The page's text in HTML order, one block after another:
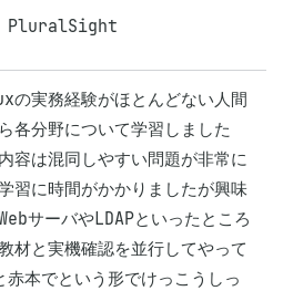
PluralSight
の実務経験がほとんどない人間
各分野について学習しました
容は混同しやすい問題が非常に
習に時間がかかりましたが興味
サーバやLDAPといったところ
材と実機確認を並行してやって
本でという形でけっこうしっ